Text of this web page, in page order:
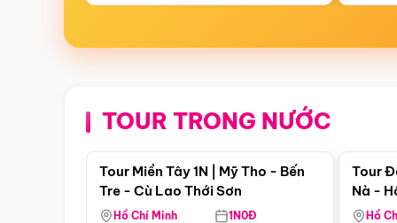
TOUR TRONG NƯỚC
Điểm nổi bật
Tour Miền Tây 1N | Mỹ Tho - Bến
Tre - Cù Lao Thới Sơn
Hồ Chí Minh 1N0Đ
Tour
Nà -
Nha
Hồ